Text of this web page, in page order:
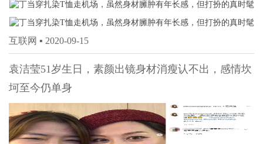
互联网 ▪ 2020-09-15
袁洁莹51岁生日，素颜出镜身材消瘦认不出，感情坎
坷至今仍单身